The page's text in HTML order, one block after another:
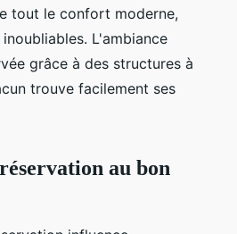
tout le confort moderne,
L'ambiance
grâce à des structures à
trouve facilement ses
au bon